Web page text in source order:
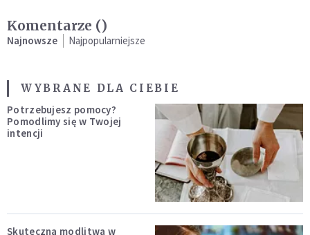
Komentarze ()
Najnowsze Najpopularniejsze
WYBRANE DLA CIEBIE
Potrzebujesz pomocy?
Pomodlimy się w Twojej
intencji
Skuteczna modlitwa w